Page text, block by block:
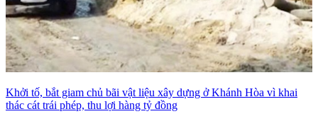
Khởi tố, bắt giam chủ bãi vật liệu xây dựng ở Khánh Hòa vì khai
thác cát trái phép, thu lợi hàng tỷ đồng